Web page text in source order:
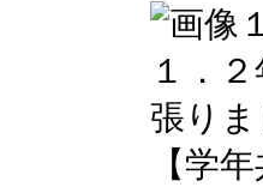
１．
張りま
【学